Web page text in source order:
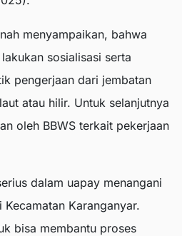
menyampaikan, bahwa
sosialisasi serta
pengerjaan dari jembatan
atau hilir. Untuk selanjutnya
oleh BBWS terkait pekerjaan
dalam uapay menangani
Karanganyar.
bisa membantu proses